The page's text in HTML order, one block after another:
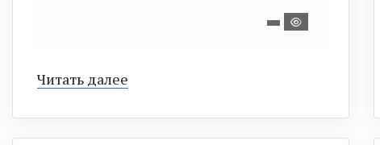
Читать далее